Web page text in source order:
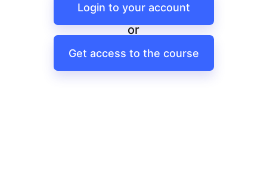
Login to your account
or
Get access to the course